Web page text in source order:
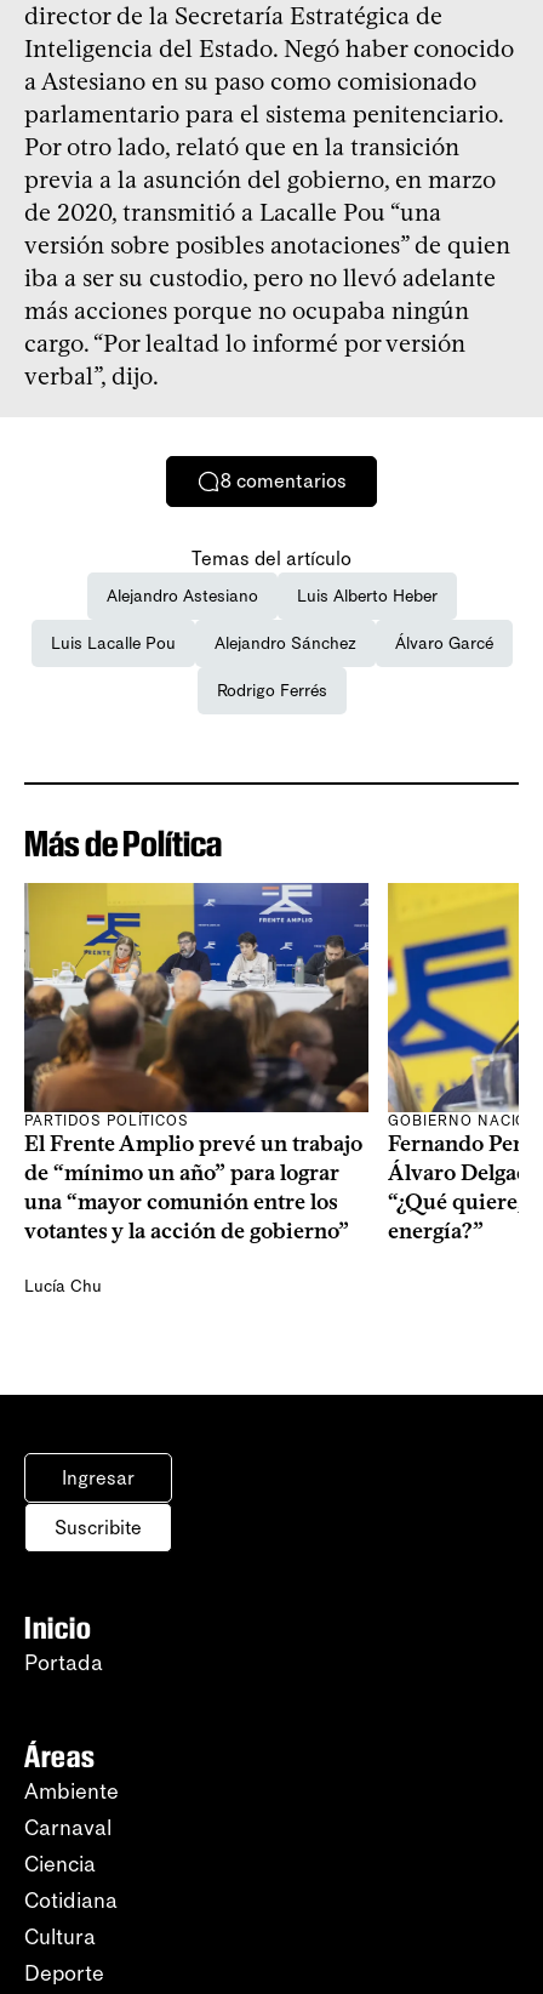
director de la Secretaría Estratégica de
Inteligencia del Estado. Negó haber conocido
a Astesiano en su paso como comisionado
parlamentario para el sistema penitenciario.
Por otro lado, relató que en la transición
previa a la asunción del gobierno, en marzo
de 2020, transmitió a Lacalle Pou “una
versión sobre posibles anotaciones” de quien
iba a ser su custodio, pero no llevó adelante
más acciones porque no ocupaba ningún
cargo. “Por lealtad lo informé por versión
verbal”, dijo.
8 comentarios
Temas del artículo
Alejandro Astesiano Luis Alberto Heber
Luis Lacalle Pou Alejandro Sánchez Álvaro Garcé
Rodrigo Ferrés
Más de Política
PARTIDOS POLÍTICOS
El Frente Amplio prevé un trabajo
de “mínimo un año” para lograr
una “mayor comunión entre los
votantes y la acción de gobierno”
Lucía Chu
GOBIERNO
Fernando
Álvaro
“¿Qué quiere,
energía?”
Ingresar
Suscribite
Inicio
Portada
Áreas
Ambiente
Carnaval
Ciencia
Cotidiana
Cultura
Deporte